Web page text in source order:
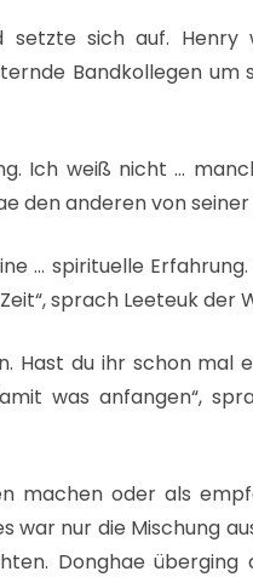
setzte sich auf.
Bandkollegen um
Ich weiß nicht …
den anderen von
… spirituelle
sprach Leeteuk der
Hast du ihr schon mal
was anfangen“,
machen oder als
nur die Mischung
Donghae überging